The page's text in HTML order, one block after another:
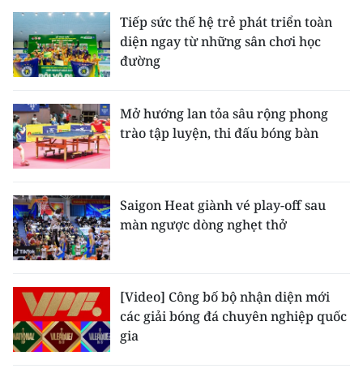
Tiếp sức thế hệ trẻ phát triển toàn
diện ngay từ những sân chơi học
đường
Mở hướng lan tỏa sâu rộng phong
trào tập luyện, thi đấu bóng bàn
Saigon Heat giành vé play-off sau
màn ngược dòng nghẹt thở
[Video] Công bố bộ nhận diện mới
các giải bóng đá chuyên nghiệp quốc
gia